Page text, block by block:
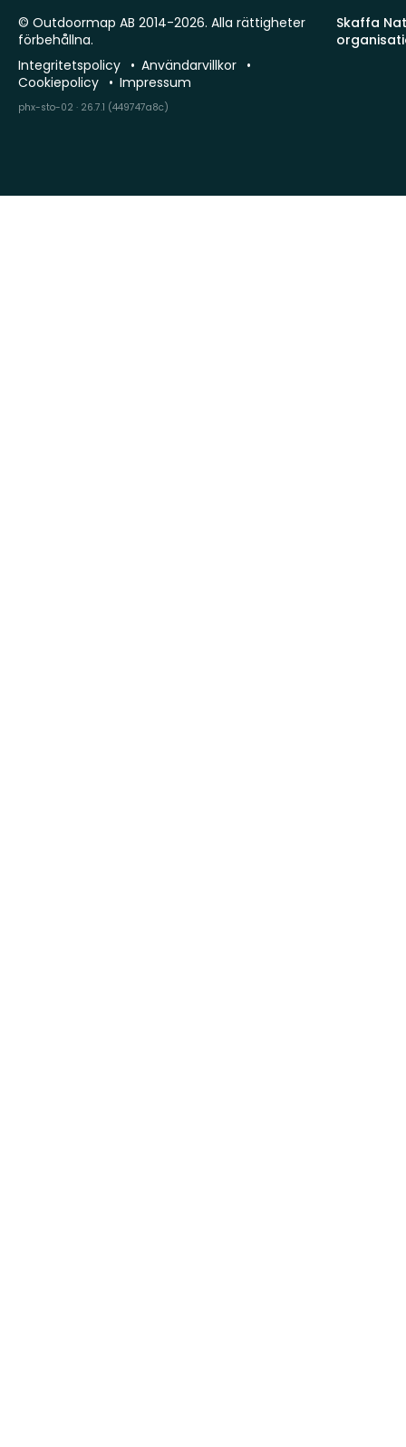
Skaffa
© Outdoormap AB 2014-2026. Alla rättigheter
förbehållna.
Integritetspolicy
Användarvillkor
Cookiepolicy
Impressum
phx-sto-02 · 26.7.1 (449747a8c)